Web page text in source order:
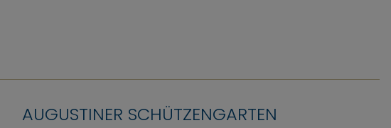
AUGUSTINER SCHÜTZENGARTEN